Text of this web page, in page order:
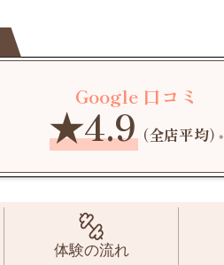
Google 口コミ
★4.9（全店平均）
※
体験の流れ